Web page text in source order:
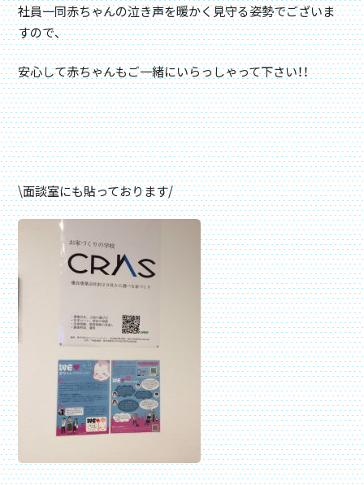
社員一同赤ちゃんの泣き声を暖かく見守る姿勢でございま
すので、
安心して赤ちゃんもご一緒にいらっしゃって下さい！！
\面談室にも貼っております/